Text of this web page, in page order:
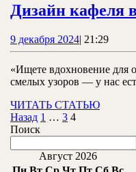
Дизайн кафеля
9 декабря 20249
декабря
| 21:29
«Ищете вдохновение для
смелых узоров — у нас
ЧИТАТЬ СТАТЬЮЧИТАТЬ
Пагинация
записей
Назад 1 … 3 4
Поиск
Август 2026